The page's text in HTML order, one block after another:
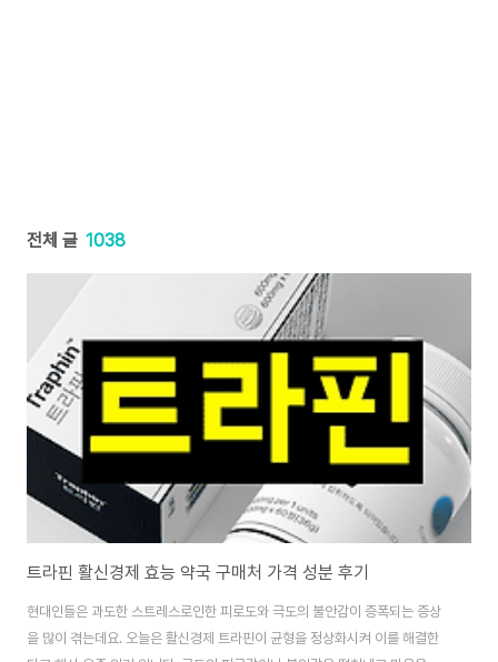
전체 글 1038
트라핀 활신경제 효능 약국 구매처 가격 성분 후기
현대인들은 과도한 스트레스로인한 피로도와 극도의 불안감이 증폭되는 증상
을 많이 겪는데요. 오늘은 활신경제 트라핀이 균형을 정상화시켜 이를 해결한